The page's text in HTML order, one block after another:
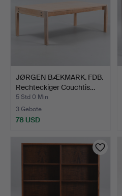
JØRGEN BÆKMARK. FDB.
Rechteckiger Couchtis…
5 Std 0 Min
3 Gebote
78 USD